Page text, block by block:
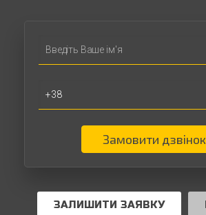
Замовити дзвінок
ЗАЛИШИТИ ЗАЯВКУ